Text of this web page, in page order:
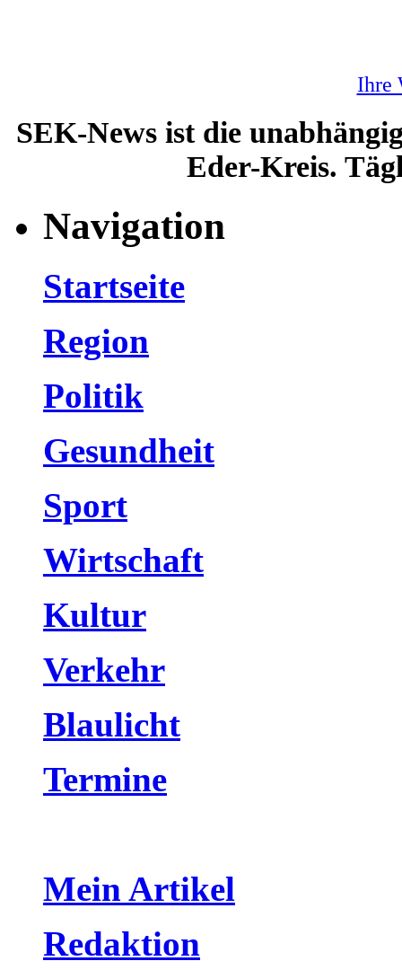
Ihre
SEK-News ist die
Eder-Kreis.
Navigation
Startseite
Region
Politik
Gesundheit
Sport
Wirtschaft
Kultur
Verkehr
Blaulicht
Termine
Mein Artikel
Redaktion